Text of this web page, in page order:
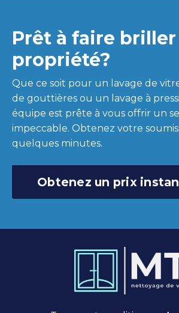
Prêt à faire
propriété?
Que ce soit pour un lavage de
de gouttières ou un lavage à
équipe est prête à vous offrir un
impeccable. Obtenez votre
quelques minutes.
Obtenez un prix